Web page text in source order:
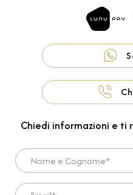
Chiedi informazioni e ti
Nome e Cognome*
Email*